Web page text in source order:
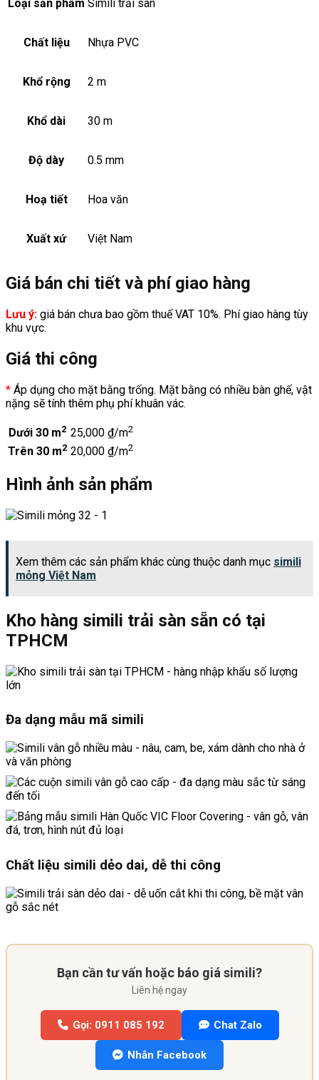
Loại sản phẩm Simili trải sàn
Chất liệu Nhựa PVC
Khổ rộng 2 m
Khổ dài 30 m
Độ dày 0.5 mm
Hoạ tiết Hoa văn
Xuất xứ Việt Nam
Giá bán chi tiết và phí giao hàng
Lưu ý: giá bán chưa bao gồm thuế VAT 10%. Phí giao hàng tùy
khu vực.
Giá thi công
* Áp dụng cho mặt bằng trống. Mặt bằng có nhiều bàn ghế, vật
nặng sẽ tính thêm phụ phí khuân vác.
Dưới 30 m2 25,000 ₫/m2
Trên 30 m2 20,000 ₫/m2
Hình ảnh sản phẩm
Xem thêm các sản phẩm khác cùng thuộc danh mục simili
mỏng Việt Nam
Kho hàng simili trải sàn sẵn có tại
TPHCM
Đa dạng mẫu mã simili
Chất liệu simili dẻo dai, dễ thi công
Bạn cần tư vấn hoặc báo giá simili?
Liên hệ ngay
Gọi: 0911 085 192 Chat Zalo
Nhắn Facebook